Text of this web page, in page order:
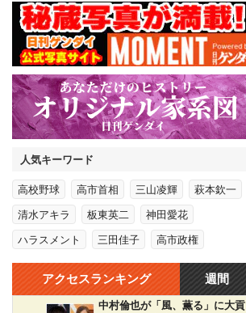
人気キーワード
高校野球 高市首相 三山凌輝 萩本欽一
清水アキラ 板東英二 神田愛花
ハラスメント 三田佳子 高市政権
アクセスランキング 週間
中村倫也が「風、薫る」に大貢